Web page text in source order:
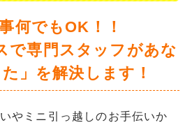
何でもOK！！
で専門スタッフがあな
」を解決します！
やミニ引っ越しのお手伝いか